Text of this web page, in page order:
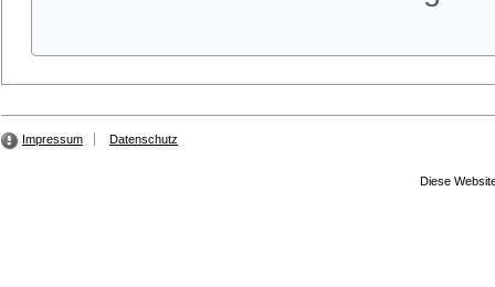
Impressum Datenschutz
Diese